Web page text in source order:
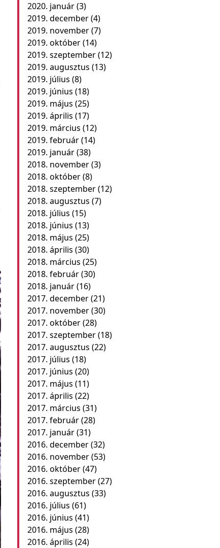
2020. január(3)
2019. december(4)
2019. november(7)
2019. október(14)
2019. szeptember(12)
2019. augusztus (13)
2019. július (8)
2019. június (18)
2019. május (25)
2019. április (17)
2019. március (12)
2019. február(14)
2019. január(38)
2018. november(3)
2018. október(8)
2018. szeptember(12)
2018. augusztus (7)
2018. július (15)
2018. június (13)
2018. május (25)
2018. április (30)
2018. március (25)
2018. február(30)
2018. január(16)
2017. december(21)
2017. november(30)
2017. október(28)
2017. szeptember(18)
2017. augusztus (22)
2017. július (18)
2017. június (20)
2017. május (11)
2017. április (22)
2017. március (31)
2017. február(28)
2017. január(31)
2016. december(32)
2016. november(53)
2016. október(47)
2016. szeptember(27)
2016. augusztus (33)
2016. július (61)
2016. június (41)
2016. május (28)
2016. április (24)